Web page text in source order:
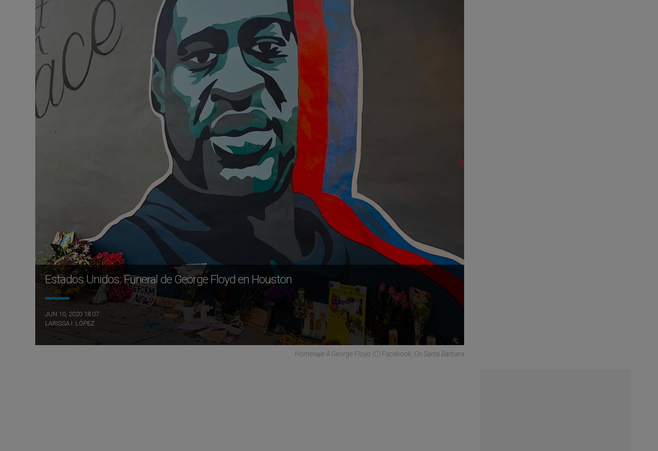
Estados Unidos: Funeral de George Floyd en Houston
JUN 10, 2020 18:07
LARISSA I. LÓPEZ
Homenaje A George Floyd (C) Facebook, On Santa Barbara